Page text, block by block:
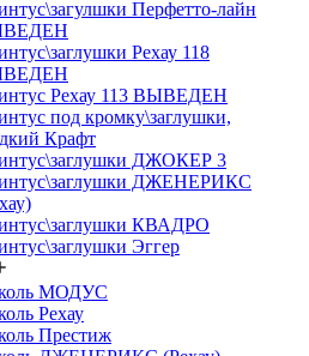
Перфетто-лайн
Рехау 118
Рехау 113 ВЫВЕДЕН
под кромку\заглушки,
Крафт
ДЖОКЕР 3
ДЖЕНЕРИКС
КВАДРО
Эггер
МОДУС
Рехау
Престиж